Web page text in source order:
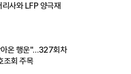
사와 LFP 양극재
아온 행운"…327회차
조회 주목